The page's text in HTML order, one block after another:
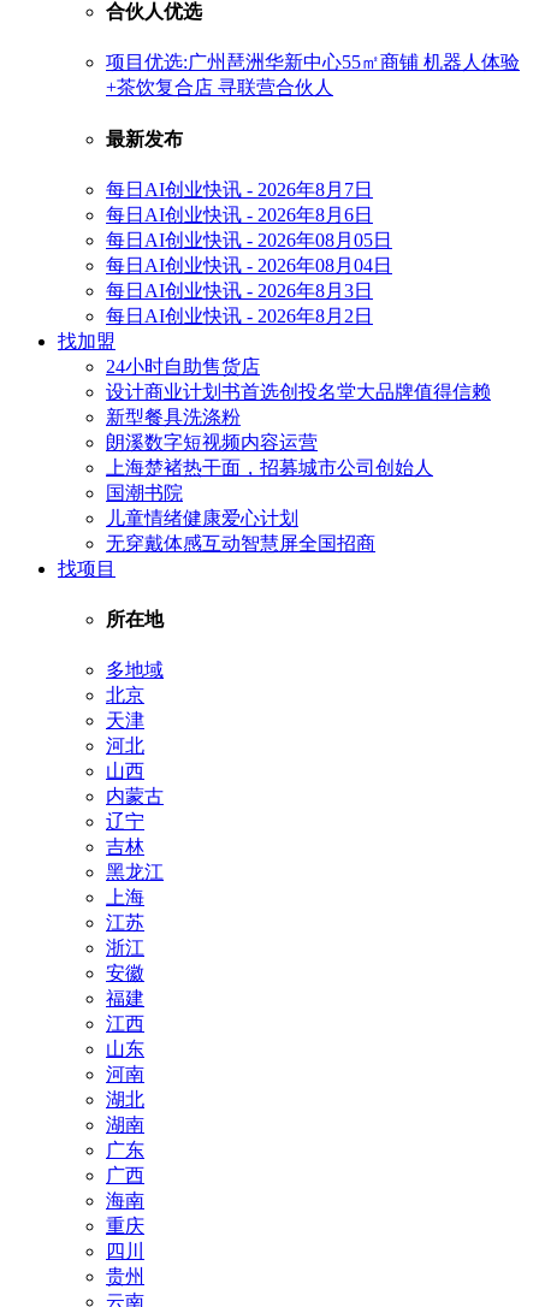
合伙人优选
项目优选:广州琶洲华新中心55㎡商铺 机器人体验
+茶饮复合店 寻联营合伙人
最新发布
每日AI创业快讯 - 2026年8月7日
每日AI创业快讯 - 2026年8月6日
每日AI创业快讯 - 2026年08月05日
每日AI创业快讯 - 2026年08月04日
每日AI创业快讯 - 2026年8月3日
每日AI创业快讯 - 2026年8月2日
找加盟
24小时自助售货店
设计商业计划书首选创投名堂大品牌值得信赖
新型餐具洗涤粉
朗溪数字短视频内容运营
上海楚褚热干面，招募城市公司创始人
国潮书院
儿童情绪健康爱心计划
无穿戴体感互动智慧屏全国招商
找项目
所在地
多地域
北京
天津
河北
山西
内蒙古
辽宁
吉林
黑龙江
上海
江苏
浙江
安徽
福建
江西
山东
河南
湖北
湖南
广东
广西
海南
重庆
四川
贵州
云南